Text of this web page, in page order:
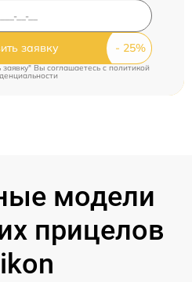
заявку
Вы соглашаетесь c политикой
модели
прицелов